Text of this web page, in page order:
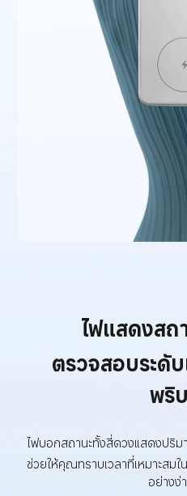
ไฟแสดงสถ
ตรวจสอบระดั
พริ
ไฟบอกสถานะทั้งสี่ดวงแสดงปริ
ช่วยให้คุณทราบเวลาที่เหมาะสม
อย่างง่